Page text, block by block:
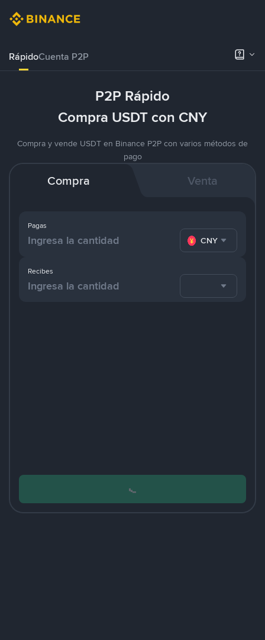
RápidoCuenta P2P
P2P Rápido
Compra USDT con CNY
Compra y vende USDT en Binance P2P con varios métodos de
pago
Compra Venta
Pagas
CNY
Recibes